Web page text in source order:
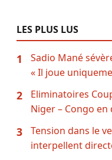
LES PLUS LUS
1
Sadio Mané
« Il joue
2
Eliminatoires
Niger – Congo en
3
Tension dans le
interpellent